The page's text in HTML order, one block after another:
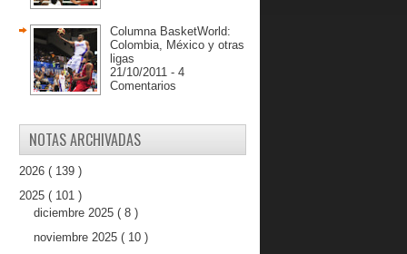
Columna BasketWorld:
Colombia, México y otras
ligas
21/10/2011 - 4
Comentarios
NOTAS ARCHIVADAS
2026 ( 139 )
2025 ( 101 )
diciembre 2025 ( 8 )
noviembre 2025 ( 10 )